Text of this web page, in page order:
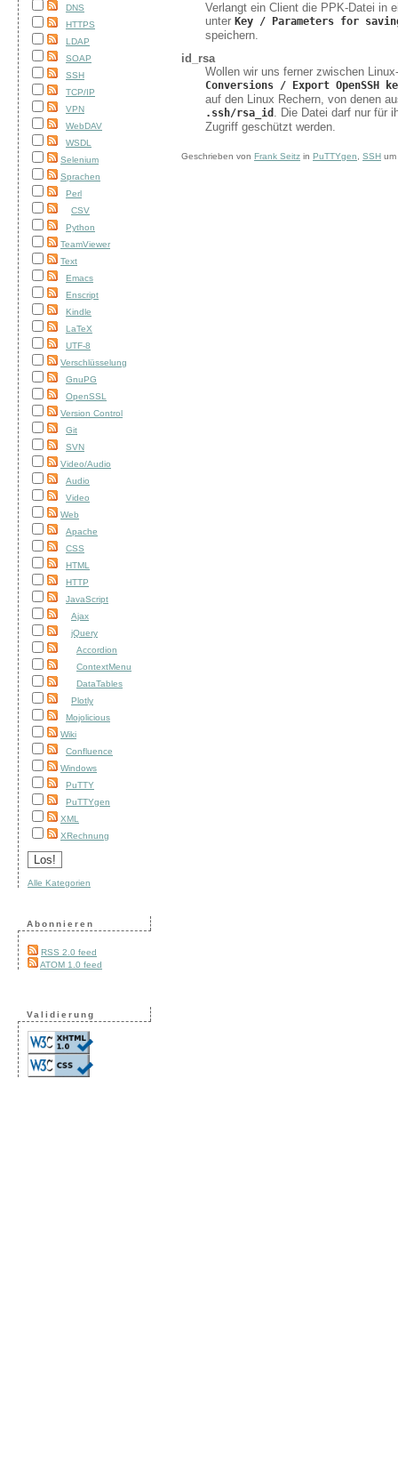
DNS
HTTPS
LDAP
SOAP
SSH
TCP/IP
VPN
WebDAV
WSDL
Selenium
Sprachen
Perl
CSV
Python
TeamViewer
Text
Emacs
Enscript
Kindle
LaTeX
UTF-8
Verschlüsselung
GnuPG
OpenSSL
Version Control
Git
SVN
Video/Audio
Audio
Video
Web
Apache
CSS
HTML
HTTP
JavaScript
Ajax
jQuery
Accordion
ContextMenu
DataTables
Plotly
Mojolicious
Wiki
Confluence
Windows
PuTTY
PuTTYgen
XML
XRechnung
Alle Kategorien
Abonnieren
RSS 2.0 feed
ATOM 1.0 feed
Validierung
Verlangt ein Client die PPK-Datei in
unter Key / Parameters for
speichern.
id_rsa
Wollen wir uns ferner zwischen
Conversions / Export OpenSSH
auf den Linux Rechern, von denen
.ssh/rsa_id
. Die Datei darf nur für
Zugriff geschützt werden.
Geschrieben von Frank Seitz in PuTTYgen SSH um